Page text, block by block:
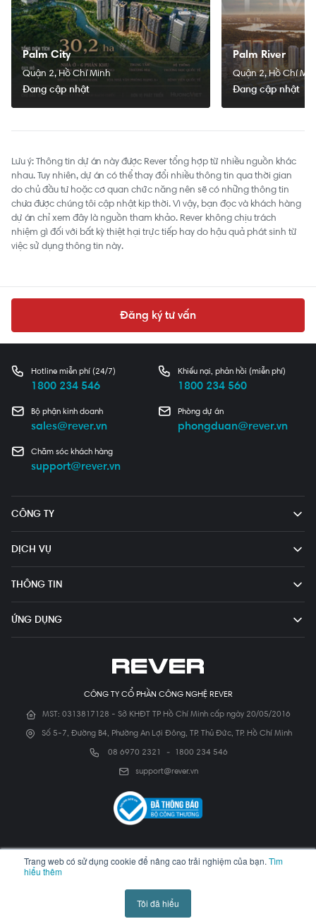
Palm City
Quận 2, Hồ Chí Minh
Đang cập nhật
Palm River
Quận 2, Hồ Chí
Đang cập nhật
Lưu ý: Thông tin dự án này được Rever tổng hợp từ nhiều nguồn khác
nhau. Tuy nhiên, dự án có thể thay đổi nhiều thông tin qua thời gian
do chủ đầu tư hoặc cơ quan chức năng nên sẽ có những thông tin
chưa được chúng tôi cập nhật kịp thời. Vì vậy, bạn đọc và khách hàng
dự án chỉ xem đây là nguồn tham khảo. Rever không chịu trách
nhiệm gì đối với bất kỳ thiệt hại trực tiếp hay do hậu quả phát sinh từ
việc sử dụng thông tin này.
Đăng ký tư vấn
Hotline miễn phí (24/7)
1800 234 546
Khiếu nại, phản hồi (miễn phí)
1800 234 560
Bộ phận kinh doanh
sales@rever.vn
Phòng dự án
phongduan@rever.vn
Chăm sóc khách hàng
support@rever.vn
CÔNG TY CỔ PHẦN CÔNG NGHỆ REVER
MST: 0313817128 - Sở KHĐT TP Hồ Chí Minh cấp ngày 20/05/2016
Số 5-7, Đường B4, Phường An Lợi Đông, TP. Thủ Đức, TP. Hồ Chí Minh
08 6970 2321
- 1800 234 546
support@rever.vn
CÔNG TY
DỊCH VỤ
THÔNG TIN
ỨNG DỤNG